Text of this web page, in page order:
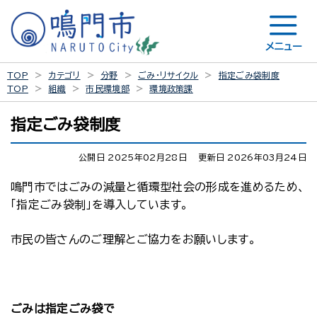
メニュー
TOP カテゴリ 分野 ごみ・リサイクル
指定ごみ袋制度
TOP
組織 市民環境部 環境政策課
指定ごみ袋制度
公開日 2025年02月28日 更新日 2026年03月24日
鳴門市ではごみの減量と循環型社会の形成を進めるため、
「指定ごみ袋制」を導入しています。
市民の皆さんのご理解とご協力をお願いします。
ごみは指定ごみ袋で